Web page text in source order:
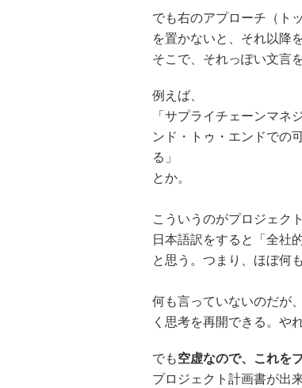
でも右のアプローチ（ト
を置かないと、それ以降
そこで、それっぽい文言
例えば、
「サプライチェーンマネ
ンド・トゥ・エンドでの
る」
とか。
こういうのがプロジェク
日本語訳をすると「全社
と思う。つまり、ほぼ何
何も言っていないのだが
く思考を再開できる。や
でも空虚なので、これを
プロジェクト計画書が出